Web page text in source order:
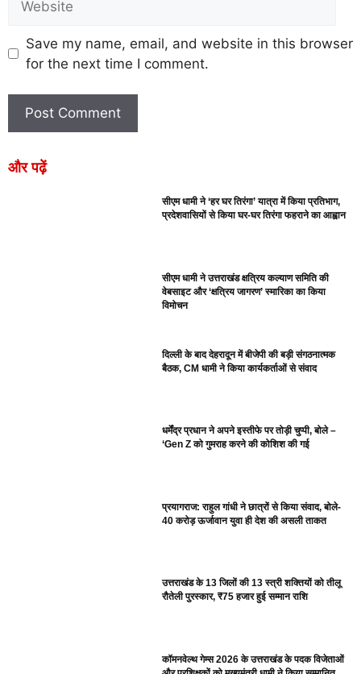
Save my name, email, and website in this browser
for the next time I comment.
और पढ़ें
सीएम धामी ने ‘हर घर तिरंगा’ यात्रा में किया प्रतिभाग,
प्रदेशवासियों से किया घर-घर तिरंगा फहराने का आह्वान
सीएम धामी ने उत्तराखंड क्षत्रिय कल्याण समिति की
वेबसाइट और ‘क्षत्रिय जागरण’ स्मारिका का किया
विमोचन
दिल्ली के बाद देहरादून में बीजेपी की बड़ी संगठनात्मक
बैठक, CM धामी ने किया कार्यकर्ताओं से संवाद
धर्मेंद्र प्रधान ने अपने इस्तीफे पर तोड़ी चुप्पी, बोले –
‘Gen Z को गुमराह करने की कोशिश की गई
प्रयागराज: राहुल गांधी ने छात्रों से किया संवाद, बोले-
40 करोड़ ऊर्जावान युवा ही देश की असली ताकत
उत्तराखंड के 13 जिलों की 13 स्त्री शक्तियों को तीलू
रौतेली पुरस्कार, ₹75 हजार हुई सम्मान राशि
कॉमनवेल्थ गेम्स 2026 के उत्तराखंड के पदक विजेताओं